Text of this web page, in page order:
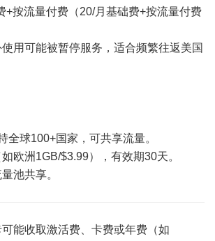
+按流量付费（20/月基础费+按流量付费
使用可能被暂停服务，适合频繁往返美国
全球100+国家，可共享流量。
如欧洲1GB/$3.99），有效期30天。
池共享。
可能收取激活费、卡费或年费（如